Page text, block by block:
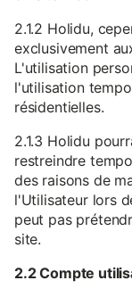
2.1.2 Holidu,
exclusivement
L'utilisation
l'utilisation
résidentielles.
2.1.3 Holidu
restreindre
des raisons de
l'Utilisateur lors
peut pas
site.
2.2 Compte